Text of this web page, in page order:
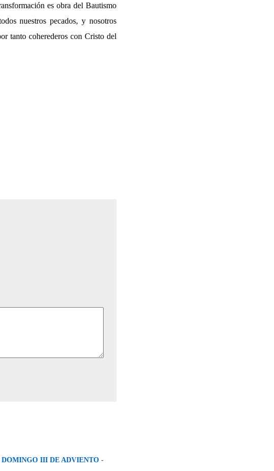
es obra del Bautismo
nuestros pecados, y nosotros
tanto coherederos con Cristo del
DOMINGO III DE ADVIENTO -